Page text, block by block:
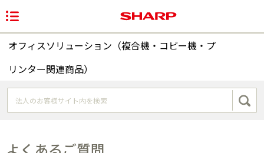
オフィスソリューション（複合機・コピー機・プ
リンター関連商品）